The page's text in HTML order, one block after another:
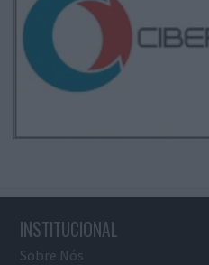
INSTITUCIONAL
Sobre Nós